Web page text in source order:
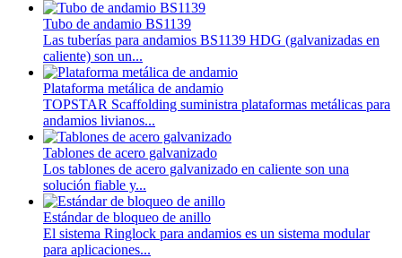
Tubo de andamio BS1139
Las tuberías para andamios BS1139 HDG (galvanizadas en
caliente) son un...
Plataforma metálica de andamio
TOPSTAR Scaffolding suministra plataformas metálicas para
andamios livianos...
Tablones de acero galvanizado
Los tablones de acero galvanizado en caliente son una
solución fiable y...
Estándar de bloqueo de anillo
El sistema Ringlock para andamios es un sistema modular
para aplicaciones...